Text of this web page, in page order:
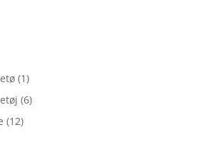
(1)
(6)
(12)